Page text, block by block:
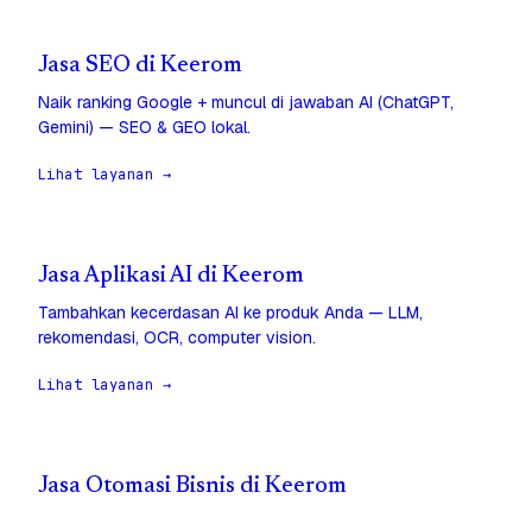
Jasa SEO di Keerom
Naik ranking Google + muncul di jawaban AI (ChatGPT,
Gemini) — SEO & GEO lokal.
Lihat layanan →
Jasa Aplikasi AI di Keerom
Tambahkan kecerdasan AI ke produk Anda — LLM,
rekomendasi, OCR, computer vision.
Lihat layanan →
Jasa Otomasi Bisnis di Keerom